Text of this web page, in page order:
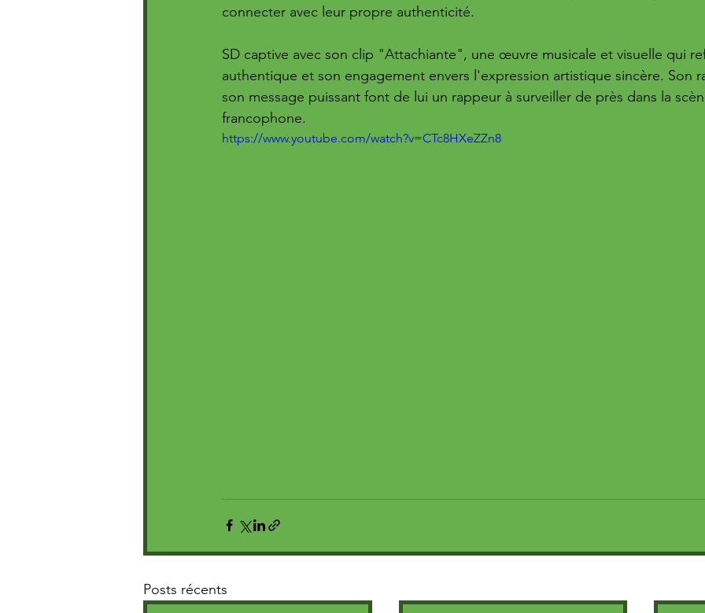
connecter avec leur propre authenticité.
SD captive avec son clip "Attachiante", une œuvre musicale et visuelle qui
authentique et son engagement envers l'expression artistique sincère. Son
son message puissant font de lui un rappeur à surveiller de près dans la
francophone.
https://www.youtube.com/watch?v=CTc8HXeZZn8
Posts récents